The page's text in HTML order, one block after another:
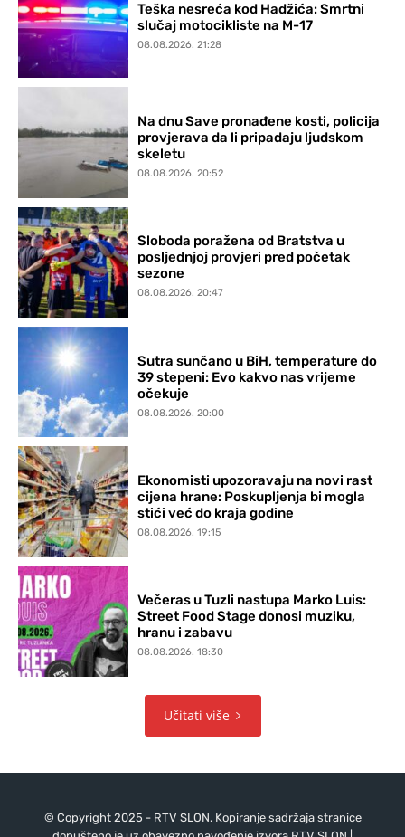
Teška nesreća kod Hadžića: Smrtni
slučaj motocikliste na M-17
08.08.2026. 21:28
Na dnu Save pronađene kosti, policija
provjerava da li pripadaju ljudskom
skeletu
08.08.2026. 20:52
Sloboda poražena od Bratstva u
posljednjoj provjeri pred početak
sezone
08.08.2026. 20:47
Sutra sunčano u BiH, temperature do
39 stepeni: Evo kakvo nas vrijeme
očekuje
08.08.2026. 20:00
Ekonomisti upozoravaju na novi rast
cijena hrane: Poskupljenja bi mogla
stići već do kraja godine
08.08.2026. 19:15
Večeras u Tuzli nastupa Marko Luis:
Street Food Stage donosi muziku,
hranu i zabavu
08.08.2026. 18:30
Učitati više
© Copyright 2025 - RTV SLON. Kopiranje sadržaja stranice